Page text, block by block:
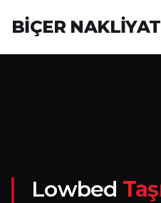
BİÇER NAKLİYAT
Nakliye Yük İlanları
Lowbed